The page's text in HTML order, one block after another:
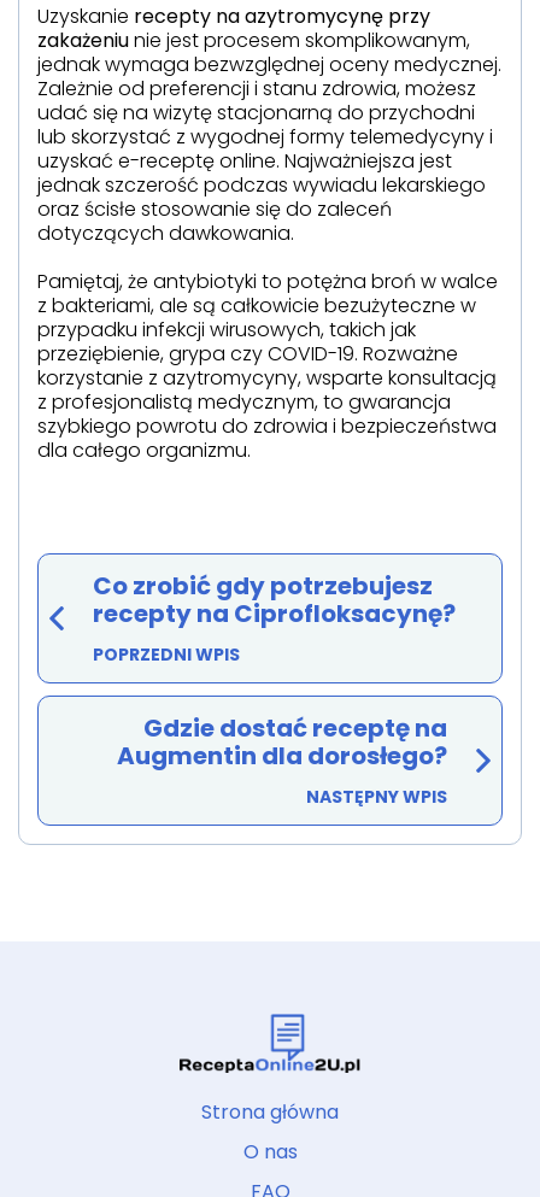
Uzyskanie recepty na azytromycynę przy
zakażeniunie jest procesem skomplikowanym,
jednak wymaga bezwzględnej oceny medycznej.
Zależnie od preferencji i stanu zdrowia, możesz
udać się na wizytę stacjonarną do przychodni
lub skorzystać z wygodnej formy telemedycyny i
uzyskać e-receptę online. Najważniejsza jest
jednak szczerość podczas wywiadu lekarskiego
oraz ścisłe stosowanie się do zaleceń
dotyczących dawkowania.
Pamiętaj, że antybiotyki to potężna broń w walce
z bakteriami, ale są całkowicie bezużyteczne w
przypadku infekcji wirusowych, takich jak
przeziębienie, grypa czy COVID-19. Rozważne
korzystanie z azytromycyny, wsparte konsultacją
z profesjonalistą medycznym, to gwarancja
szybkiego powrotu do zdrowia i bezpieczeństwa
dla całego organizmu.
Co zrobić gdy potrzebujesz
recepty na Ciprofloksacynę?
POPRZEDNI WPIS
Gdzie dostać receptę na
Augmentin dla dorosłego?
NASTĘPNY WPIS
Strona główna
O nas